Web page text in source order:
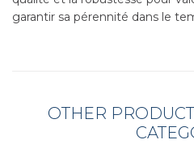
garantir sa pérennité dans le
OTHER